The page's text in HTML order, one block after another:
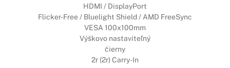
HDMI / DisplayPort
Flicker-Free / Bluelight Shield / AMD FreeSync
VESA 100x100mm
Výškovo nastaviteľný
čierny
2r (2r) Carry-In